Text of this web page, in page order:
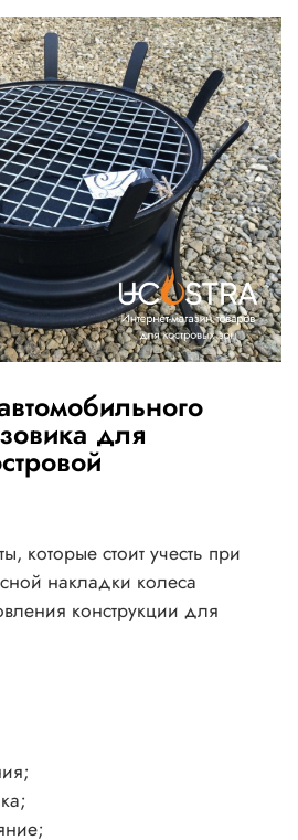
для
которые стоит учесть при
накладки колеса
конструкции для